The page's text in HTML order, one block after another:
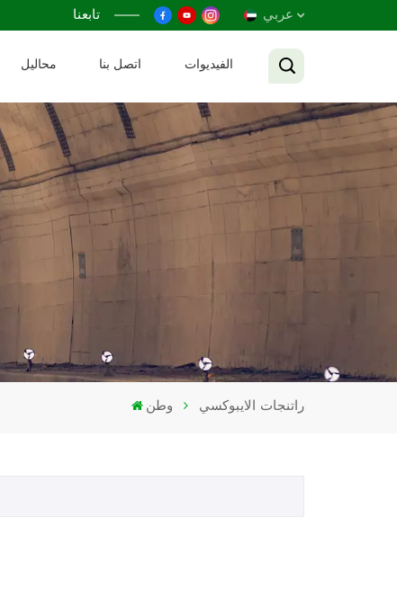
تابعنا عربي
Français
Русский
محاليل اتصل بنا الفيديوات
وطن راتنجات الايبوكسي